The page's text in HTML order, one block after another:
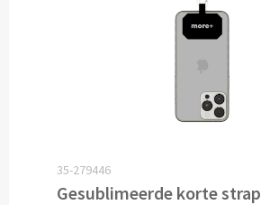
Bureau onderleggers bedrukken
Papier- & Memohouders bedrukken
35-279446
Gesublimeerde korte strap